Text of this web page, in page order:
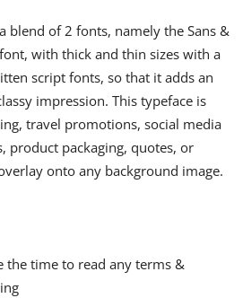
blend of 2 fonts, namely the Sans &
with thick and thin sizes with a
script fonts, so that it adds an
impression. This typeface is
travel promotions, social media
product packaging, quotes, or
onto any background image.
the time to read any terms &